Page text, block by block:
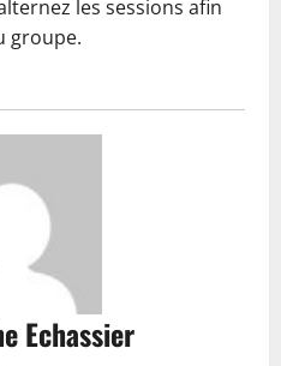
les sessions afin
groupe.
Echassier